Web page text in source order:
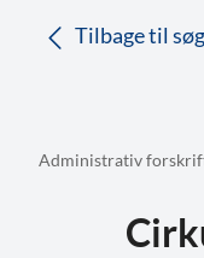
Tilbage til
Administrativ